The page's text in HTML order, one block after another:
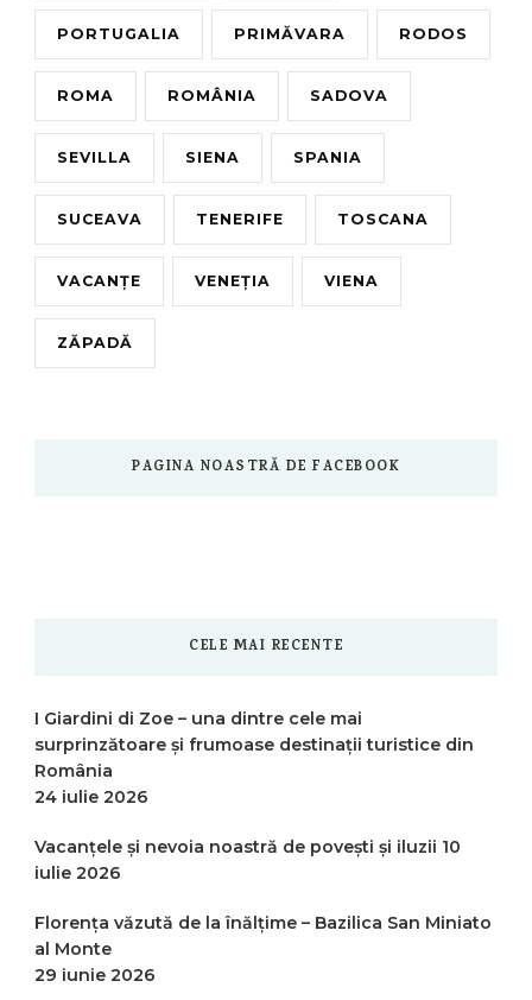
PORTUGALIA PRIMĂVARA RODOS
ROMA ROMÂNIA SADOVA
SEVILLA SIENA SPANIA
SUCEAVA TENERIFE TOSCANA
VACANȚE VENEȚIA VIENA
ZĂPADĂ
PAGINA NOASTRĂ DE FACEBOOK
CELE MAI RECENTE
I Giardini di Zoe – una dintre cele mai
surprinzătoare și frumoase destinații turistice din
România
24 iulie 2026
Vacanțele și nevoia noastră de povești și iluzii 10
iulie 2026
Florența văzută de la înălțime – Bazilica San Miniato
al Monte
29 iunie 2026